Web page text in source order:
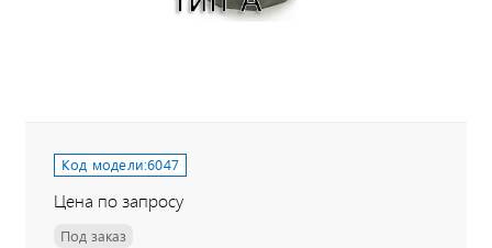
Код модели:6047
Цена по запросу
Под заказ